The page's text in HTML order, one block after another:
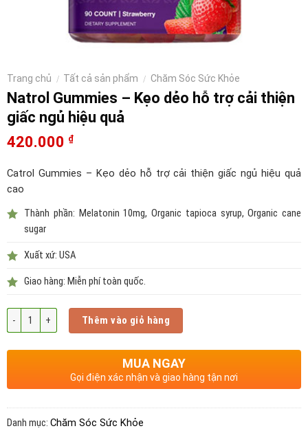
Trang chủ / Tất cả sản phẩm / Chăm Sóc Sức Khỏe
Natrol Gummies – Kẹo dẻo hỗ trợ cải thiện
giấc ngủ hiệu quả
420.000 ₫
Catrol Gummies – Kẹo dẻo hỗ trợ cải thiện giấc ngủ hiệu quả
cao
Thành phần: Melatonin 10mg, Organic tapioca syrup, Organic cane
sugar
Xuất xứ: USA
Giao hàng: Miễn phí toàn quốc.
Số lượng Thêm vào giỏ hàng
MUA NGAY
Gọi điện xác nhận và giao hàng tận nơi
Danh mục: Chăm Sóc Sức Khỏe